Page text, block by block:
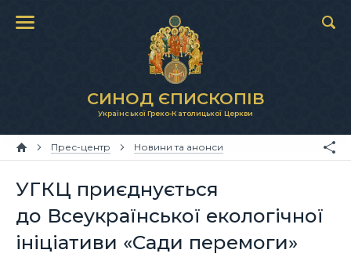
СИНОД ЄПИСКОПІВ
Української Греко-Католицької Церкви
Прес-центр Новини та анонси
УГКЦ приєднується
до Всеукраїнської екологічної
ініціативи «Сади перемоги»